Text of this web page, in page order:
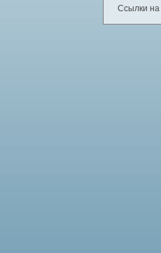
Ссылки на